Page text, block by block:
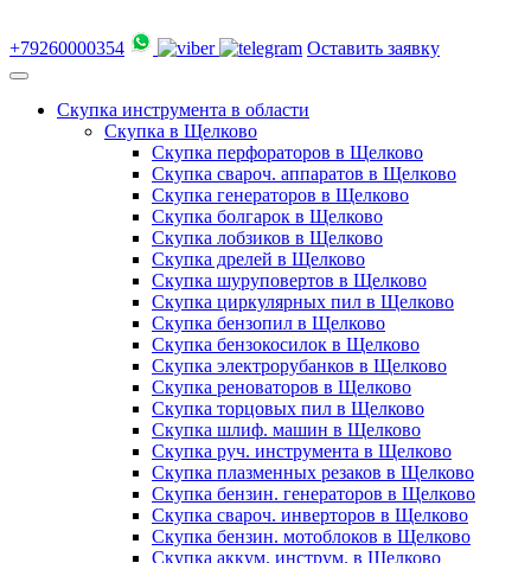
+79260000354 Оставить заявку
Скупка инструмента в области
Скупка в Щелково
Скупка перфораторов в Щелково
Скупка свароч. аппаратов в Щелково
Скупка генераторов в Щелково
Скупка болгарок в Щелково
Скупка лобзиков в Щелково
Скупка дрелей в Щелково
Скупка шуруповертов в Щелково
Скупка циркулярных пил в Щелково
Скупка бензопил в Щелково
Скупка бензокосилок в Щелково
Скупка электрорубанков в Щелково
Скупка реноваторов в Щелково
Скупка торцовых пил в Щелково
Скупка шлиф. машин в Щелково
Скупка руч. инструмента в Щелково
Скупка плазменных резаков в Щелково
Скупка бензин. генераторов в Щелково
Скупка свароч. инверторов в Щелково
Скупка бензин. мотоблоков в Щелково
Скупка аккум. инструм. в Щелково